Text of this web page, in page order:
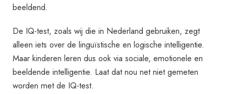
beeldend.
De IQ-test, zoals wij die in Nederland gebruiken, zegt
alleen iets over de linguïstische en logische intelligentie.
Maar kinderen leren dus ook via sociale, emotionele en
beeldende intelligentie. Laat dat nou net niet gemeten
worden met de IQ-test.